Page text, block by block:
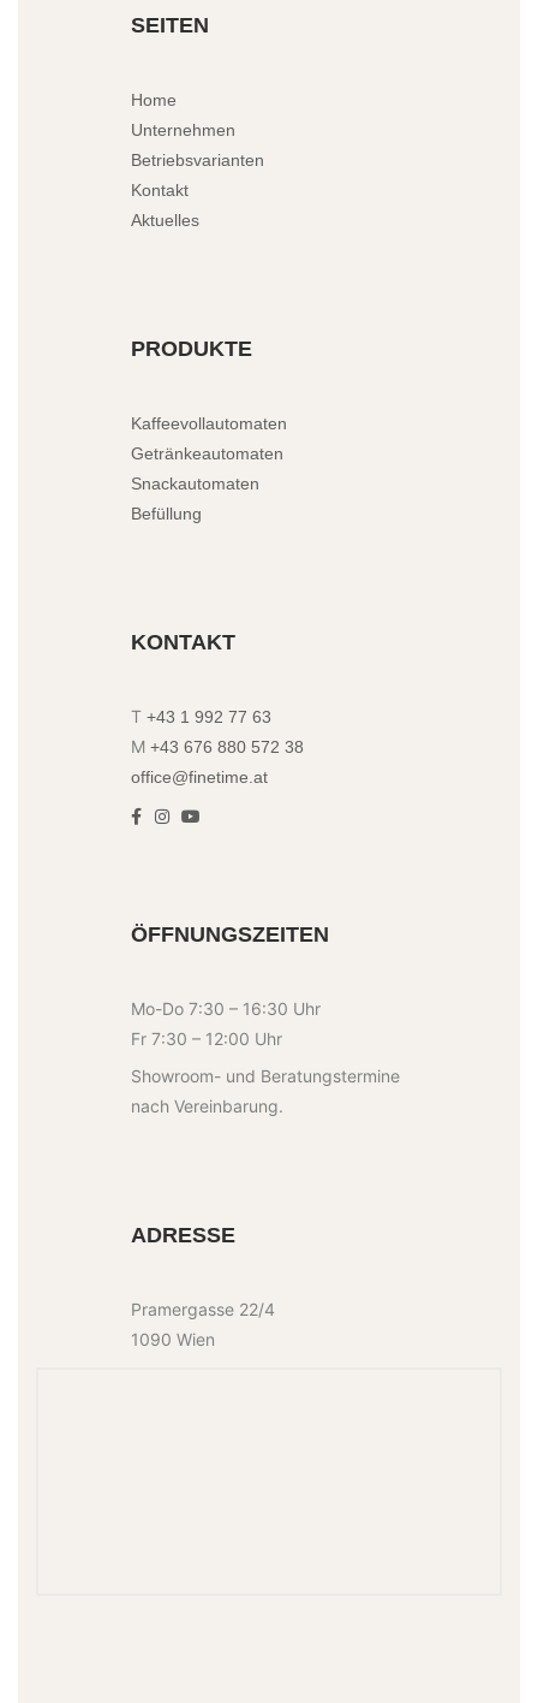
SEITEN
Home
Unternehmen
Betriebsvarianten
Kontakt
Aktuelles
PRODUKTE
Kaffeevollautomaten
Getränkeautomaten
Snackautomaten
Befüllung
KONTAKT
T +43 1 992 77 63
M +43 676 880 572 38
office@finetime.at
ÖFFNUNGSZEITEN
Mo-Do 7:30 – 16:30 Uhr
Fr 7:30 – 12:00 Uhr
Showroom- und Beratungstermine
nach Vereinbarung.
ADRESSE
Pramergasse 22/4
1090 Wien